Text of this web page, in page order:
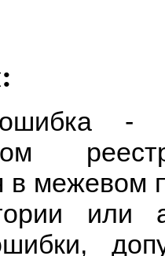
-
межевом
или